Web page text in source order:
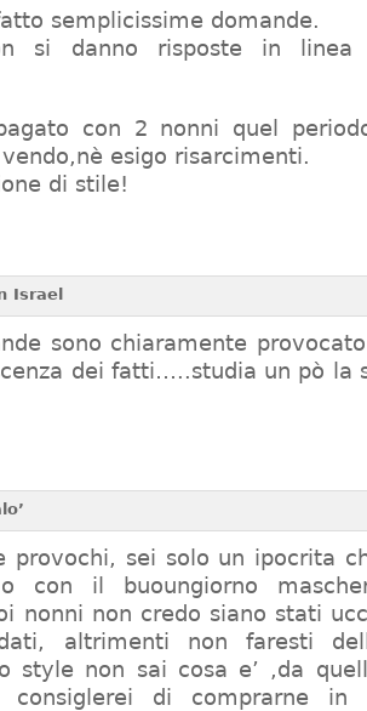
semplicissime domande.
si danno risposte in
con 2 nonni quel
esigo risarcimenti.
di stile!
Israel
sono chiaramente
dei fatti…..studia un pò la
provochi, sei solo un ipocrita
con il buoungiorno
nonni non credo siano stati
altrimenti non faresti
style non sai cosa e’ ,da
consiglerei di comprarne in